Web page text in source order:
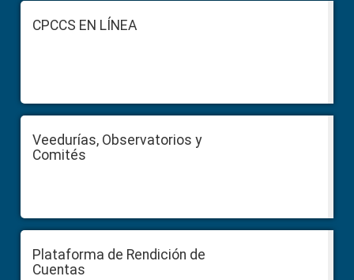
Sidebar
FooterCPCCS EN LÍNEA
Veedurías, Observatorios y
Comités
Plataforma de Rendición de
Cuentas